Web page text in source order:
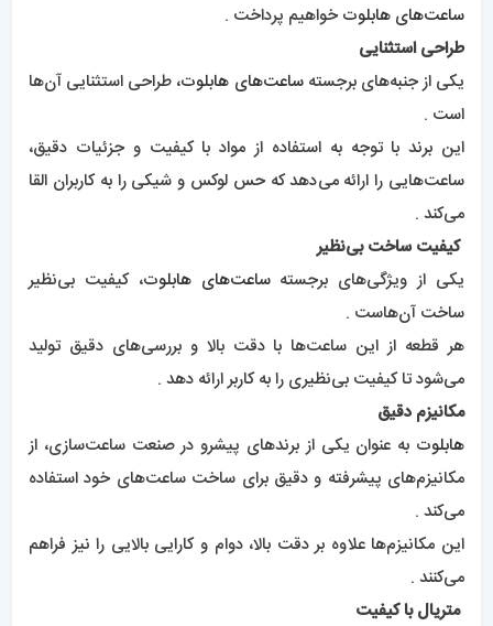
ساعت‌های هابلوت خواهیم پرداخت .
طراحی استثنایی
یکی از جنبه‌های برجستهساعت‌های هابلوت، طراحی استثنایی آن‌ها
است .
این برند با توجه به استفاده از مواد با کیفیت و جزئیات دقیق،
ساعت‌هایی را ارائه می‌دهد که حس لوکس و شیکی را به کاربران القا
می‌کند .
کیفیت ساخت بی‌نظیر
یکی از ویژگی‌های برجستهساعت‌های هابلوت، کیفیت بی‌نظیر
ساخت آن‌هاست .
هر قطعه از این ساعت‌ها با دقت بالا و بررسی‌های دقیق تولید
می‌شود تا کیفیت بی‌نظیری را به کاربر ارائه دهد .
مکانیزم دقیق
هابلوت به عنوان یکی از برندهای پیشرو در صنعت ساعت‌سازی، از
مکانیزم‌های پیشرفته و دقیق برای ساخت ساعت‌های خود استفاده
می‌کند .
این مکانیزم‌ها علاوه بر دقت بالا، دوام و کارایی بالایی را نیز فراهم
می‌کنند .
متریال با کیفیت